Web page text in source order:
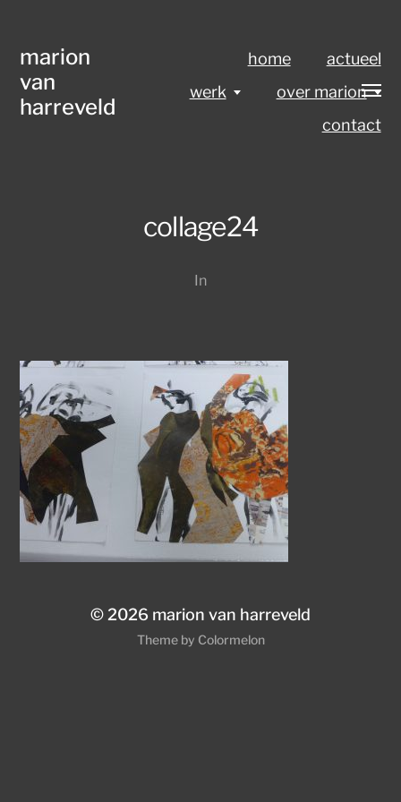
marion
van
harreveld
home
actueel
werk
over marion
contact
collage24
In
© 2026 marion van harreveld
Theme by Colormelon